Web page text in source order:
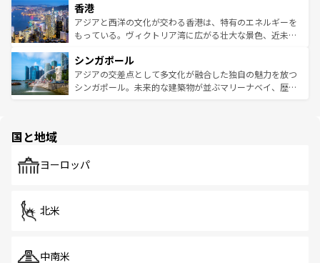
とつ。フォーやバインミー、ベトナムコーヒーなどは、ぜ
ひ現地で味わいたい。どの地域を訪れてもあたたかい人々
が旅行者を迎えてくれるので、きっと忘れられない旅にな
参照してほしい。
の活気が交差している。北部ではチェンマイなどの山岳地
帯で自然と触れ合い、南部ではプーケットやクラビの美し
いビーチでリゾート気分を楽しむことができる。タイ料理
激する。気候は一年中温暖で、どの季節にも異なる楽しみ
が待っている。親しみやすいタイの人々、仏教を中心とし
た文化、そして多様な観光資源が、訪れる旅人を魅了し続
香港
アジアと西洋の文化が交わる香港は、特有のエネルギーを
もっている。ヴィクトリア湾に広がる壮大な景色、近未来
み、どこを訪れても感動するはず。観光スポットが密集し
ており、効率よく見どころを回れるのも魅力。息をのむよ
うな絶景から文化的な体験まで、香港を存分に楽しみ尽く
シンガポール
アジアの交差点として多文化が融合した独自の魅力を放つ
シンガポール。未来的な建築物が並ぶマリーナベイ、歴史
で、ホーカーズは地元の風情を楽しめる外せないスポット
国と地域
ヨーロッパ
北米
中南米